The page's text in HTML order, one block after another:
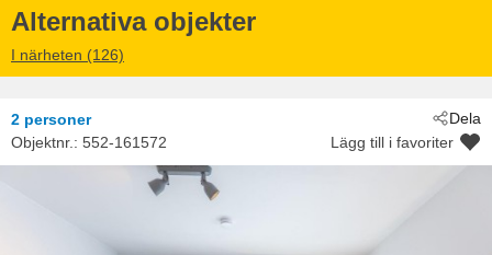
Alternativa objekter
I närheten (126)
Dela
2 personer
Objektnr.: 552-161572 Lägg till i favoriter